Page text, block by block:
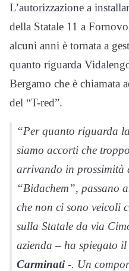
L’autorizzazione a
della Statale 11 a
alcuni anni è tornata a
quanto riguarda
Bergamo che è chiamata
del “T-red”.
“Per quanto riguarda
siamo accorti che
arrivando in prossimità
“Bidachem”, passano
che non ci sono veicoli
sulla Statale da via
azienda – ha spiegato
Carminati-. Un